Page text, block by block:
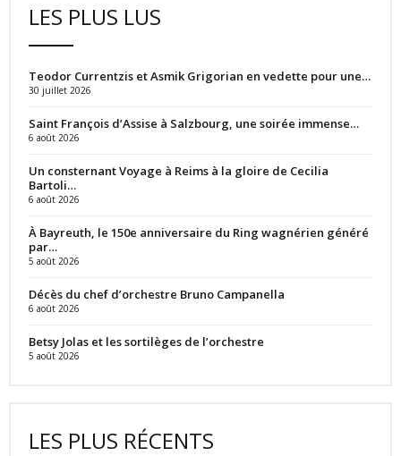
LES PLUS LUS
Teodor Currentzis et Asmik Grigorian en vedette pour une…
30 juillet 2026
Saint François d’Assise à Salzbourg, une soirée immense…
6 août 2026
Un consternant Voyage à Reims à la gloire de Cecilia
Bartoli…
6 août 2026
À Bayreuth, le 150e anniversaire du Ring wagnérien généré
par…
5 août 2026
Décès du chef d’orchestre Bruno Campanella
6 août 2026
Betsy Jolas et les sortilèges de l’orchestre
5 août 2026
LES PLUS RÉCENTS